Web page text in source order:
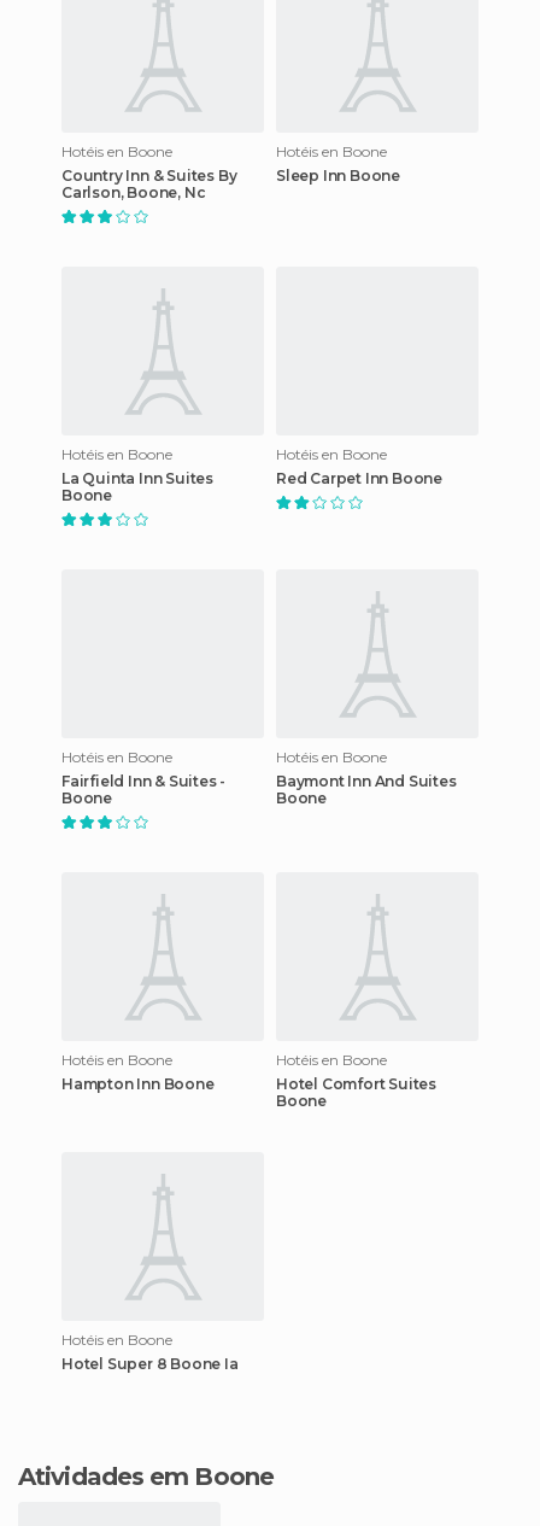
Hotéis en Boone
Country Inn & Suites By
Carlson, Boone, Nc
Hotéis en Boone
Sleep Inn Boone
Hotéis en Boone
La Quinta Inn Suites
Boone
Hotéis en Boone
Red Carpet Inn Boone
Hotéis en Boone
Fairfield Inn & Suites -
Boone
Hotéis en Boone
Baymont Inn And Suites
Boone
Hotéis en Boone
Hampton Inn Boone
Hotéis en Boone
Hotel Comfort Suites
Boone
Hotéis en Boone
Hotel Super 8 Boone Ia
Atividades em Boone